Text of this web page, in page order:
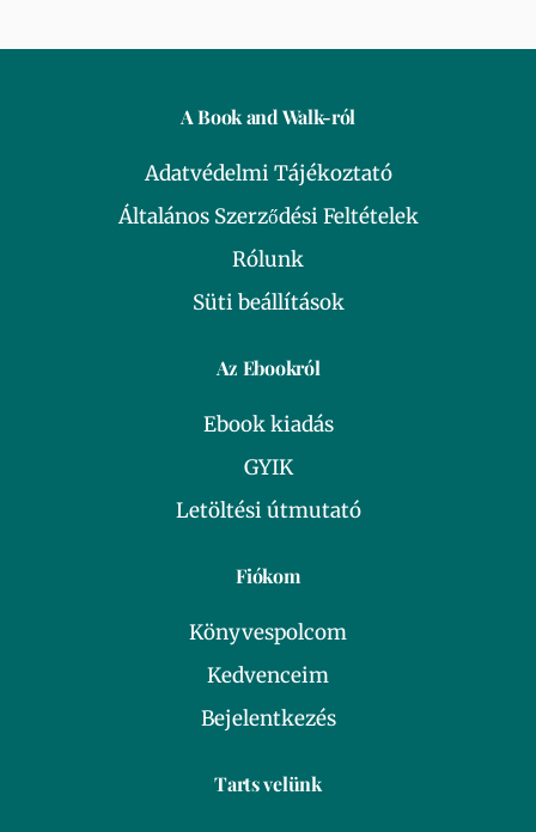
A Book and Walk-ról
Adatvédelmi Tájékoztató
Általános Szerződési Feltételek
Rólunk
Süti beállítások
Az Ebookról
Ebook kiadás
GYIK
Letöltési útmutató
Fiókom
Könyvespolcom
Kedvenceim
Bejelentkezés
Tarts velünk